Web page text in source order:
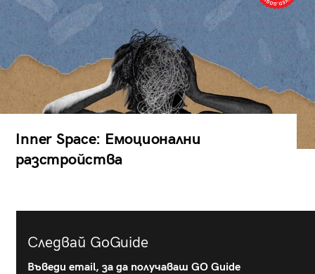
Inner Space: Емоционални
разстройства
Следвай GoGuide
Въведи email, за да получаваш GO Guide